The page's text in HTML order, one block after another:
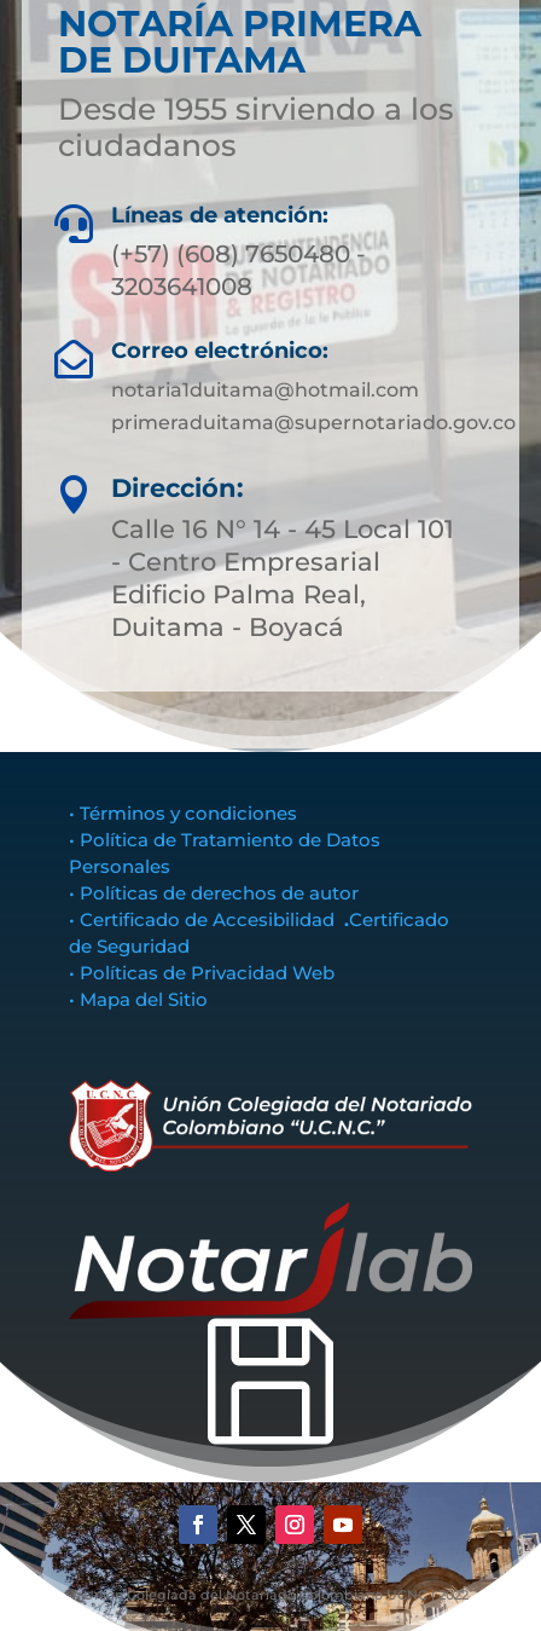
NOTARÍA PRIMERA
DE DUITAMA
Desde 1955 sirviendo a los
ciudadanos
 Líneas de atención:
(+57) (608) 7650480 -
3203641008
 Correo electrónico:
notaria1duitama@hotmail.com
primeraduitama@supernotariado.gov.co

Dirección:
Calle 16 N° 14 - 45 Local 101
- Centro Empresarial
Edificio Palma Real,
Duitama - Boyacá
• Términos y condiciones
• Política de Tratamiento de Datos
Personales
• Políticas de derechos de autor
• Certificado de Accesibilidad .Certificado
de Seguridad
• Políticas de Privacidad Web
• Mapa del Sitio

©Unión Colegiada del Notariado Colombiano UCNC | 2022